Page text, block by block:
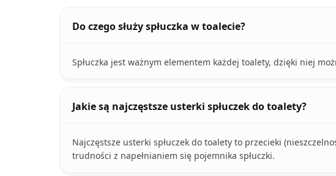
Do czego służy spłuczka w toalecie?
Spłuczka jest ważnym elementem każdej toalety, dzięki niej
Jakie są najczęstsze usterki spłuczek do toalety?
Najczęstsze usterki spłuczek do toalety to przecieki
trudności z napełnianiem się pojemnika spłuczki.